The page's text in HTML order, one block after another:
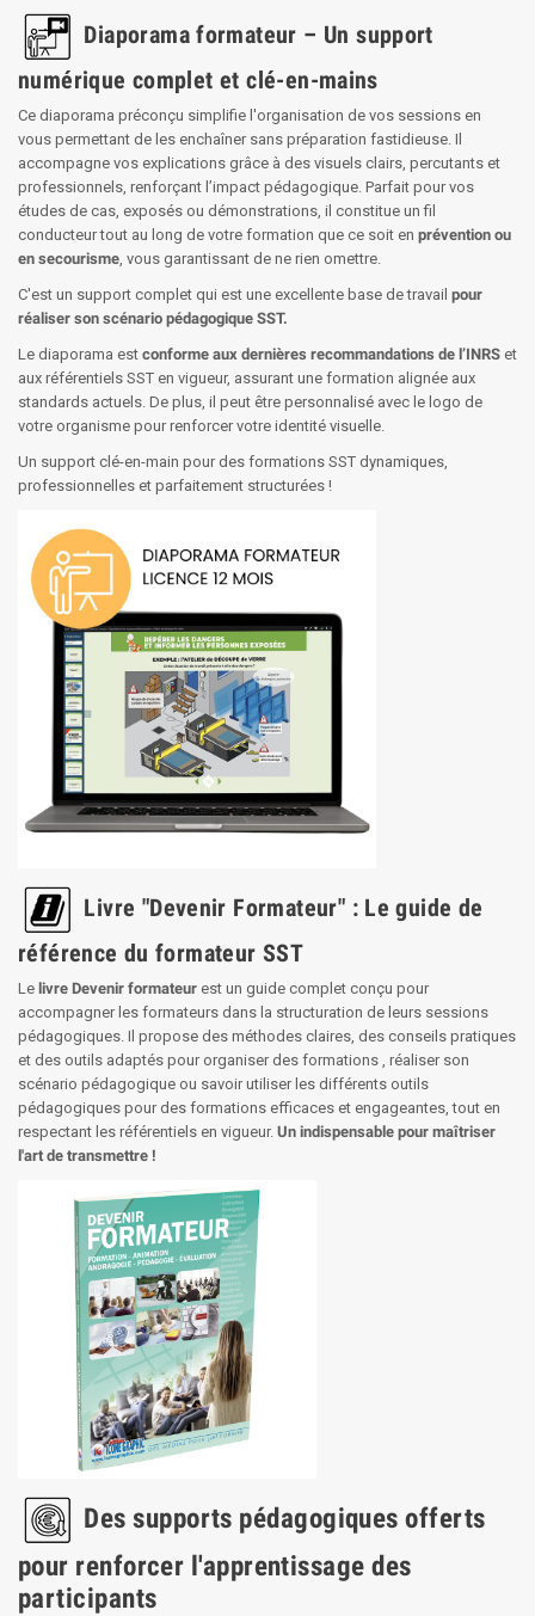
Diaporama formateur – Un support
numérique complet et clé-en-mains
Ce diaporama préconçu simplifie l'organisation de vos sessions en
vous permettant de les enchaîner sans préparation fastidieuse. Il
accompagne vos explications grâce à des visuels clairs, percutants et
professionnels, renforçant l’impact pédagogique. Parfait pour vos
études de cas, exposés ou démonstrations, il constitue un fil
conducteur tout au long de votre formation que ce soit en prévention ou
en secourisme , vous garantissant de ne rien omettre.
C'est un support complet qui est une excellente base de travail pour
réaliser son scénario pédagogique SST.
Le diaporama est conforme aux dernières recommandations de l’INRS et
aux référentiels SST en vigueur, assurant une formation alignée aux
standards actuels. De plus, il peut être personnalisé avec le logo de
votre organisme pour renforcer votre identité visuelle.
Un support clé-en-main pour des formations SST dynamiques,
professionnelles et parfaitement structurées !
Livre "Devenir Formateur" : Le guide de
référence du formateur SST
Le livre Devenir formateur est un guide complet conçu pour
accompagner les formateurs dans la structuration de leurs sessions
pédagogiques. Il propose des méthodes claires, des conseils pratiques
et des outils adaptés pour organiser des formations , réaliser son
scénario pédagogique ou savoir utiliser les différents outils
pédagogiques pour des formations efficaces et engageantes, tout en
respectant les référentiels en vigueur. Un indispensable pour maîtriser
l'art de transmettre !
Des supports pédagogiques offerts
pour renforcer l'apprentissage des
participants